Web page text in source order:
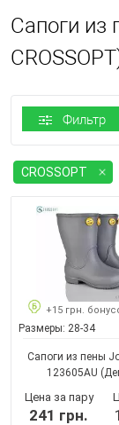
Сапоги из
Фильтр
CROSSOPT
+15 грн.
Размеры: 28-34
Сапоги из пены
123605AU
Цена за пару
241 грн.